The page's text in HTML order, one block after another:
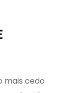
mais cedo